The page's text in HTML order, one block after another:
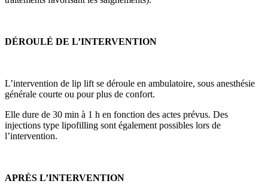
DÉROULÉ DE L’INTERVENTION
L’intervention de lip lift se déroule en ambulatoire, sous anesthésie
générale courte ou pour plus de confort.
Elle dure de 30 min à 1 h en fonction des actes prévus. Des
injections type lipofilling sont également possibles lors de
l’intervention.
APRÈS L’INTERVENTION